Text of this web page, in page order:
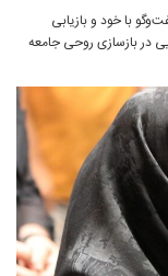
با خود و بازیابی
در بازسازی روحی جامعه